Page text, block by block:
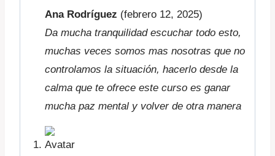
Ana Rodríguez (febrero 12, 2025)
Da mucha tranquilidad escuchar todo esto,
muchas veces somos mas nosotras que no
controlamos la situación, hacerlo desde la
calma que te ofrece este curso es ganar
mucha paz mental y volver de otra manera